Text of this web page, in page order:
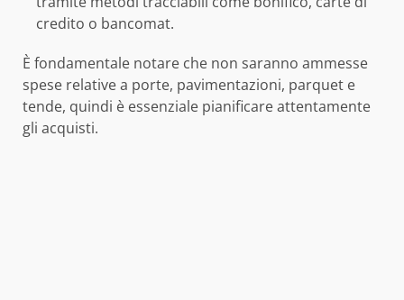
credito o bancomat.
È fondamentale notare che non saranno ammesse
spese relative a porte, pavimentazioni, parquet e
tende, quindi è essenziale pianificare attentamente
gli acquisti.